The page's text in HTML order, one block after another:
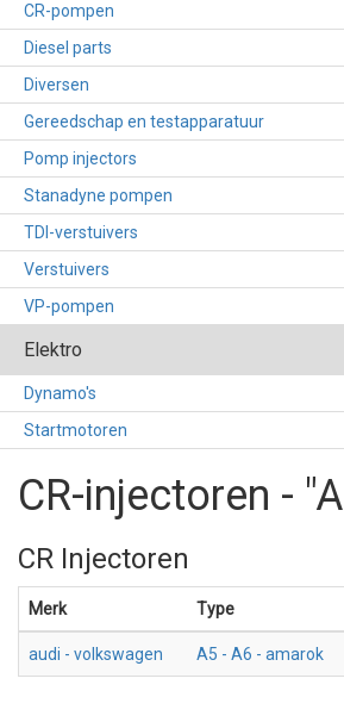
CR-pompen
Diesel parts
Diversen
Gereedschap en testapparatuur
Pomp injectors
Stanadyne pompen
TDI-verstuivers
Verstuivers
VP-pompen
Elektro
Dynamo's
Startmotoren
CR-injectoren -
CR Injectoren
Merk Type
audi - volkswagen A5 - A6 - amarok